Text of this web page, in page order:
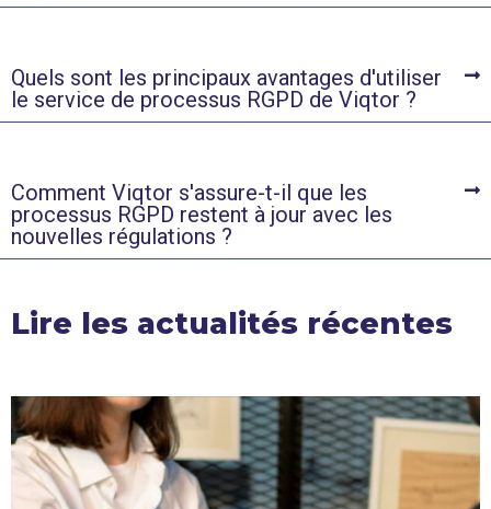
Quels sont les principaux avantages d'utiliser
le service de processus RGPD de Viqtor ?
Comment Viqtor s'assure-t-il que les
processus RGPD restent à jour avec les
nouvelles régulations ?
Lire les actualités récentes